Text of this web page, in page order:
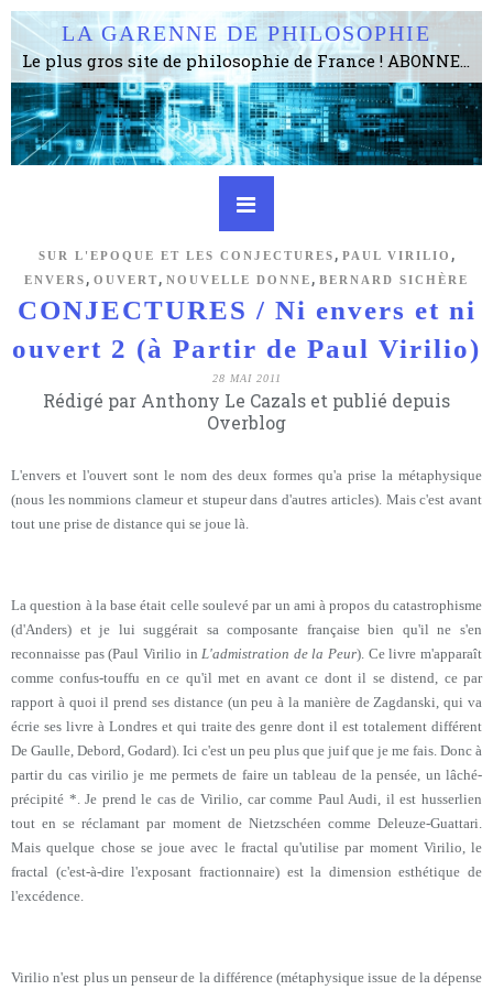
LA GARENNE DE PHILOSOPHIE
Le plus gros site de philosophie de France ! ABONNEZ-VOUS ! 4115 Articles, 1634 abonné·e·s, depuis 2006 . . . . . . . . 2 852 214 pages vues jusqu'à présent. Prestance et être apte à un plus grand nombre de choses.
SUR L'EPOQUE ET LES CONJECTURES , PAUL VIRILIO ,
ENVERS , OUVERT , NOUVELLE DONNE , BERNARD SICHÈRE
CONJECTURES / Ni envers et ni
ouvert 2 (à Partir de Paul Virilio)
28 MAI 2011
Rédigé par Anthony Le Cazals et publié depuis
Overblog
L'envers et l'ouvert sont le nom des deux formes qu'a prise la métaphysique
(nous les nommions clameur et stupeur dans d'autres articles). Mais c'est avant
tout une prise de distance qui se joue là.
La question à la base était celle soulevé par un ami à propos du catastrophisme
(d'Anders) et je lui suggérait sa composante française bien qu'il ne s'en
reconnaisse pas (Paul Virilio in L'admistration de la Peur). Ce livre m'apparaît
comme confus-touffu en ce qu'il met en avant ce dont il se distend, ce par
rapport à quoi il prend ses distance (un peu à la manière de Zagdanski, qui va
écrie ses livre à Londres et qui traite des genre dont il est totalement différent
De Gaulle, Debord, Godard). Ici c'est un peu plus que juif que je me fais. Donc à
partir du cas virilio je me permets de faire un tableau de la pensée, un lâché-
précipité *. Je prend le cas de Virilio, car comme Paul Audi, il est husserlien
tout en se réclamant par moment de Nietzschéen comme Deleuze-Guattari.
Mais quelque chose se joue avec le fractal qu'utilise par moment Virilio, le
fractal (c'est-à-dire l'exposant fractionnaire) est la dimension esthétique de
l'excédence.
Virilio n'est plus un penseur de la différence (métaphysique issue de la dépense